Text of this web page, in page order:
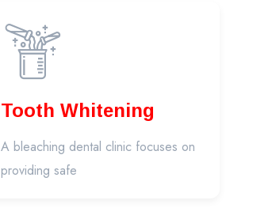
Tooth Whitening
A bleaching dental clinic focuses on
providing safe